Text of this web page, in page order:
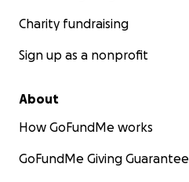
Charity fundraising
Sign up as a nonprofit
About
How GoFundMe works
GoFundMe Giving Guarantee